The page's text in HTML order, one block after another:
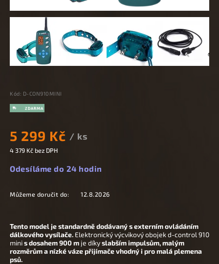
Kód: D-CON910MINI
5 299 Kč / ks
4 379 Kč bez DPH
Odesíláme do 24 hodin
Můžeme doručit do: 12.8.2026
Tento model je standardně dodávaný s externím ovládáním
dálkového vysílače. Elektronický výcvikový obojekd-control 910
minis dosahem 900 m je díkyslabším impulsům, malým
rozměrům a nízké váze přijímače vhodný i pro malá plemena
psů.